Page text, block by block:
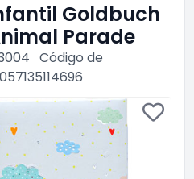
Goldbuch
Parade
Código de